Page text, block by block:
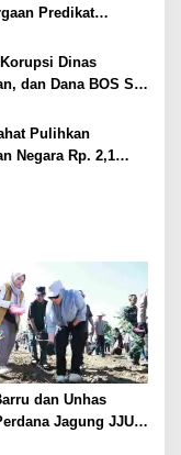
Predikat
2026Dinas
dan Dana BOS SD
Kajari Lahat
Pulihkan
Negara Rp. 2,1
dan Unhas
Jagung JJUH,